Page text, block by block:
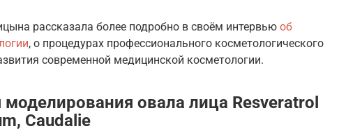
рассказала более подробно в своём интервью об
, о процедурах профессионального косметологического
современной медицинской косметологии.
овала лица Resveratrol
Caudalie